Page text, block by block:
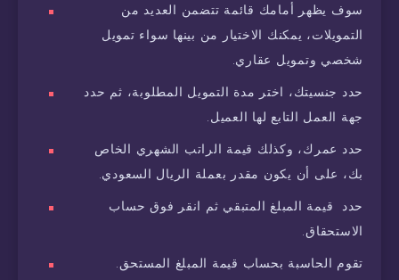
سوف يظهر أمامك قائمة تتضمن العديد من
التمويلات، يمكنك الاختيار من بينها سواء تمويل
شخصي وتمويل عقاري.
حدد جنسيتك، اختر مدة التمويل المطلوبة، ثم حدد
جهة العمل التابع لها العميل.
حدد عمرك، وكذلك قيمة الراتب الشهري الخاص
بك، على أن يكون مقدر بعملة الريال السعودي.
حدد قيمة المبلغ المتبقي ثم انقر فوق حساب
الاستحقاق.
تقوم الحاسبة بحساب قيمة المبلغ المستحق.